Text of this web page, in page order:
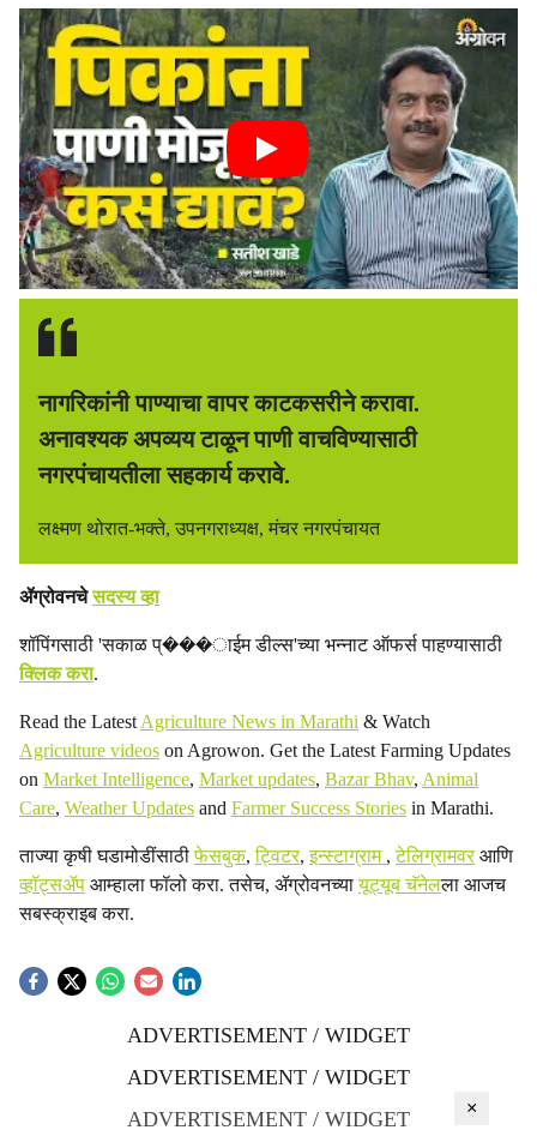
नागरिकांनी पाण्याचा वापर काटकसरीने करावा.
अनावश्यक अपव्यय टाळून पाणी वाचविण्यासाठी
नगरपंचायतीला सहकार्य करावे.
लक्ष्मण थोरात-भक्ते, उपनगराध्यक्ष, मंचर नगरपंचायत
ॲग्रोवनचेसदस्य व्हा
शॉपिंगसाठी 'सकाळ प्���ाईम डील्स'च्या भन्नाट ऑफर्स पाहण्यासाठी
क्लिक करा.
Read the Latest Agriculture News in Marathi & Watch
Agriculture videos on Agrowon. Get the Latest Farming Updates
on Market Intelligence, Market updates, Bazar Bhav, Animal
Care, Weather Updates and Farmer Success Stories in Marathi.
ताज्या कृषी घडामोडींसाठीफेसबुक,ट्विटर,इन्स्टाग्राम ,टेलिग्रामवरआणि
व्हॉट्सॲप आम्हाला फॉलो करा. तसेच, ॲग्रोवनच्यायूट्यूब चॅनेलला आजच
सबस्क्राइब करा.
ADVERTISEMENT / WIDGET
ADVERTISEMENT / WIDGET
ADVERTISEMENT / WIDGET
×